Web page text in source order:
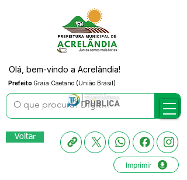
Prefeito Graia Caetano (União Brasil)
Olá, bem-vindo a Acrelândia!
Voltar
Imprimir